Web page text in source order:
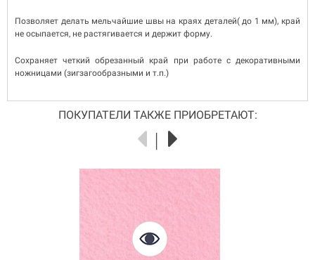
Позволяет делать мельчайшие швы на краях деталей( до 1 мм), край
не осыпается, не растягивается и держит форму.
Сохраняет четкий обрезанный край при работе с декоративными
ножницами (зигзагообразными и т.п.)
ПОКУПАТЕЛИ ТАКЖЕ ПРИОБРЕТАЮТ: